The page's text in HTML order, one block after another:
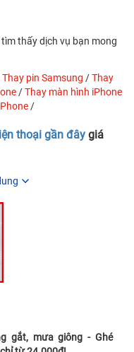
thấy dịch vụ bạn mong
Thay pin Samsung /Thay
/Thay màn hình iPhone
/
thoại gần đây giá
gắt, mưa giông - Ghé